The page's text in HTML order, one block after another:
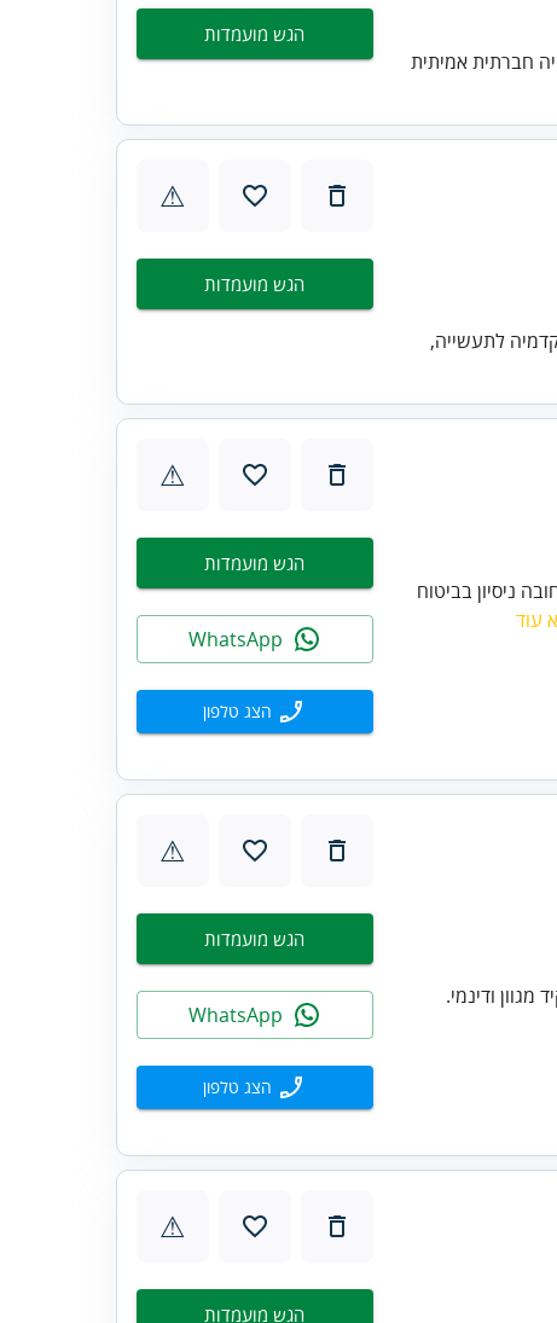
חברתית אמיתית
הגש מועמדות
לתעשייה,
⚠
הגש מועמדות
ניסיון בביטוח
עוד
⚠
הגש מועמדות
הצג טלפון
ודינמי.
⚠
הגש מועמדות
הצג טלפון
⚠
הגש מועמדות